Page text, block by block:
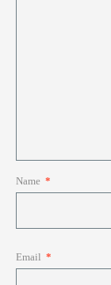
Name *
Email *